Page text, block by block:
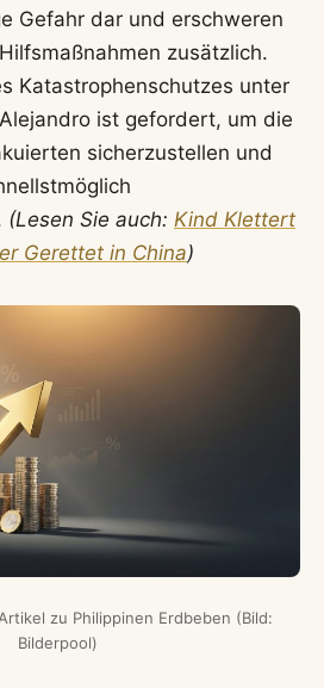
Gefahr dar und erschweren
zusätzlich.
Katastrophenschutzes unter
ist gefordert, um die
sicherzustellen und
(Lesen Sie auch: Kind Klettert
Gerettet in China)
zu Philippinen Erdbeben (Bild:
Bilderpool)